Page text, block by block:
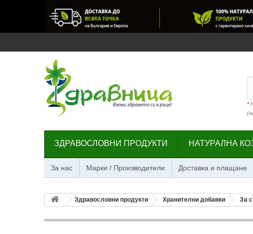
*
ЗДРАВОСЛОВНИ ПРОДУКТИ НАТУРАЛНА
За нас Марки / Производители Доставка и плащане
Здравословни продукти Хранителни добавки За